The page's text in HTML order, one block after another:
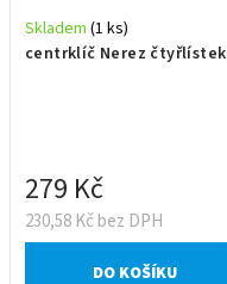
centrklíč Nerez čtyřlístek
Skladem (1 ks)
230,58 Kč bez DPH
279 Kč
DO KOŠÍKU